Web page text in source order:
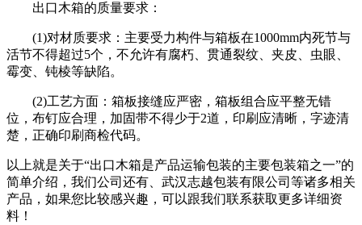
出口木箱的质量要求：
(1)对材质要求：主要受力构件与箱板在1000mm内死节与
活节不得超过5个，不允许有腐朽、贯通裂纹、夹皮、虫眼、
霉变、钝棱等缺陷。
(2)工艺方面：箱板接缝应严密，箱板组合应平整无错
位，布钉应合理，加固带不得少于2道，印刷应清晰，字迹清
楚，正确印刷商检代码。
以上就是关于“出口木箱是产品运输包装的主要包装箱之一”的
简单介绍，我们公司还有、武汉志越包装有限公司等诸多相关
产品，如果您比较感兴趣，可以跟我们联系获取更多详细资
料！